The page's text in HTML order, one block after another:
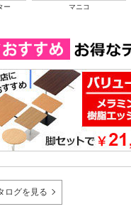
ー マニコ
ログを見る